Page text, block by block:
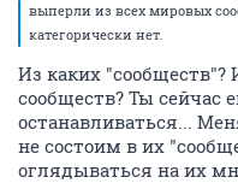
выперли из всех мировых
категорически нет.
Из каких "сообществ"?
сообществ? Ты сейчас
останавливаться...
не состоим в их
оглядываться на их